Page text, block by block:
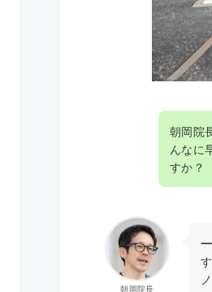
朝岡院
んなに
すか？
朝岡院長